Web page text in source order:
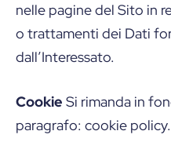
nelle pagine del Sito in
o trattamenti dei Dati
dall’Interessato.
Cookie Si rimanda in
paragrafo: cookie policy.